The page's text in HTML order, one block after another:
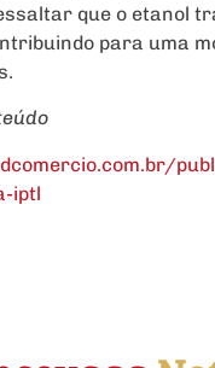
que o etanol
para uma
iptl